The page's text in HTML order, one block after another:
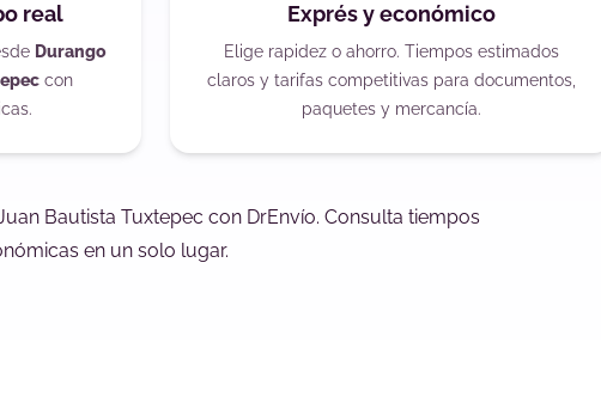
real
Durango
con
Exprés y económico
Elige rapidez o ahorro. Tiempos estimados
claros y tarifas competitivas para documentos,
paquetes y mercancía.
Bautista Tuxtepec con DrEnvío. Consulta tiempos
en un solo lugar.